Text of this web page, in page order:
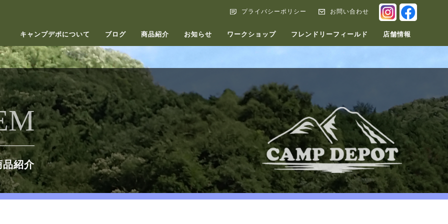
キャンプデポについて ブログ 商品紹介 お知らせ ワークショップ フレンドリーフィールド 店舗情報
プライバシーポリシー お問い合わせ
品紹介